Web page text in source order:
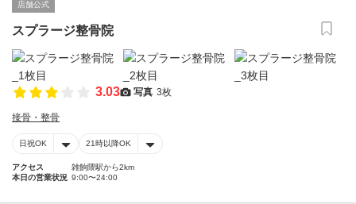
店舗公式
スプラージ整骨院
3.03 写真 3枚
接骨・整骨
日祝OK 21時以降OK
アクセス
雑餉隈駅から2km
本日の営業状況 9:00〜24:00